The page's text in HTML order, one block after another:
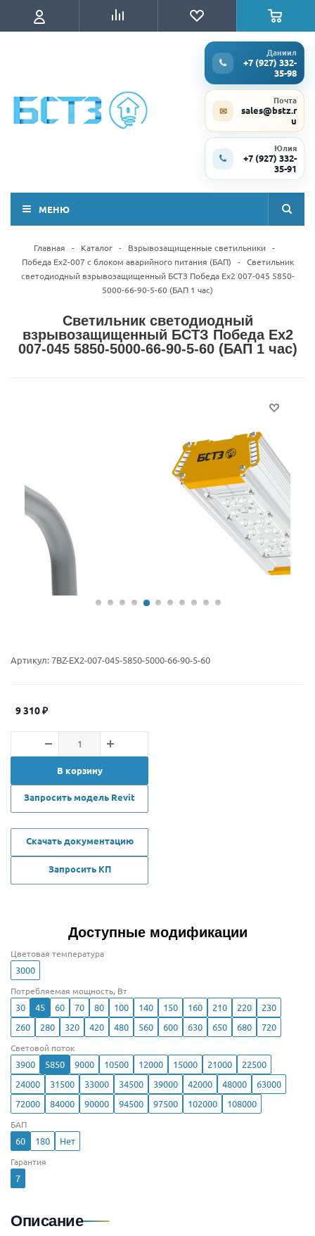
Даниил
+7 (927) 332-
35-98
✉
Почта
sales@bstz.r
u
Юлия
+7 (927) 332-
35-91
МЕНЮ
Главная - Каталог - Взрывозащищенные светильники -
Победа Ex2-007 с блоком аварийного питания (БАП)
- Светильник
светодиодный взрывозащищенный БСТЗ Победа Ex2 007-045 5850-
5000-66-90-5-60 (БАП 1 час)
Светильник светодиодный
взрывозащищенный БСТЗ Победа Ex2
007-045 5850-5000-66-90-5-60 (БАП 1 час)
Артикул:7BZ-EX2-007-045-5850-5000-66-90-5-60
9 310₽
В корзину
Запросить модель Revit
Скачать документацию
Запросить КП
Доступные модификации
Цветовая температура
3000
Потребляемая мощность, Вт
30 45 60 70 80 100 140 150 160 210 220
230
260
280 320 420 480 560 600 630 650 680 720
Световой поток
3900 5850 9000 10500 12000 15000 21000
22500
24000
31500 33000 34500 39000 42000 48000
63000
72000
84000 90000 94500 97500 102000 108000
БАП
60 180 Нет
Гарантия
7
Описание